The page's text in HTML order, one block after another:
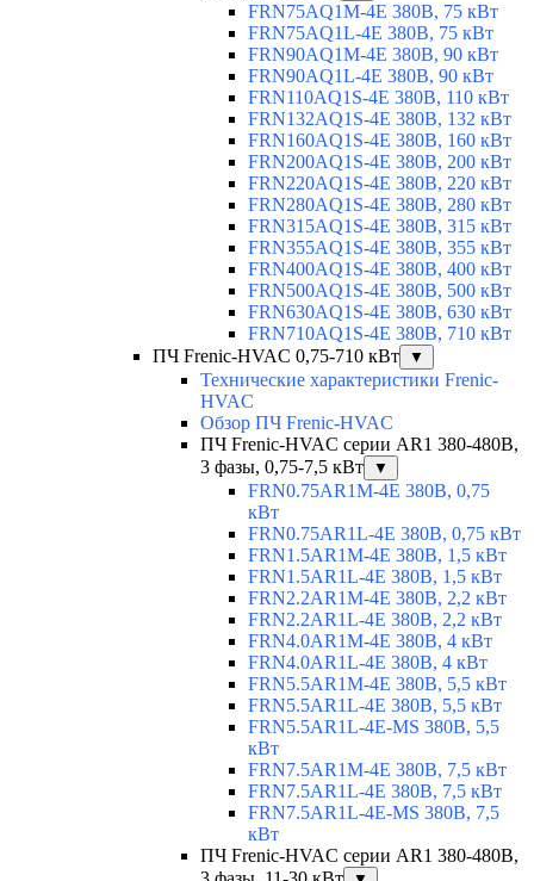
FRN75AQ1M-4E 380В, 75 кВт
FRN75AQ1L-4E 380В, 75 кВт
FRN90AQ1M-4E 380В, 90 кВт
FRN90AQ1L-4E 380В, 90 кВт
FRN110AQ1S-4E 380В, 110 кВт
FRN132AQ1S-4E 380В, 132 кВт
FRN160AQ1S-4E 380В, 160 кВт
FRN200AQ1S-4E 380В, 200 кВт
FRN220AQ1S-4E 380В, 220 кВт
FRN280AQ1S-4E 380В, 280 кВт
FRN315AQ1S-4E 380В, 315 кВт
FRN355AQ1S-4E 380В, 355 кВт
FRN400AQ1S-4E 380В, 400 кВт
FRN500AQ1S-4E 380В, 500 кВт
FRN630AQ1S-4E 380В, 630 кВт
FRN710AQ1S-4E 380В, 710 кВт
ПЧ Frenic-HVAC 0,75-710 кВт
▼
Технические характеристики Frenic-
HVAC
Обзор ПЧ Frenic-HVAC
ПЧ Frenic-HVAC серии AR1 380-480В,
3 фазы, 0,75-7,5 кВт
▼
FRN0.75AR1M-4E 380В, 0,75
кВт
FRN0.75AR1L-4E 380В, 0,75 кВт
FRN1.5AR1M-4E 380В, 1,5 кВт
FRN1.5AR1L-4E 380В, 1,5 кВт
FRN2.2AR1M-4E 380В, 2,2 кВт
FRN2.2AR1L-4E 380В, 2,2 кВт
FRN4.0AR1M-4E 380В, 4 кВт
FRN4.0AR1L-4E 380В, 4 кВт
FRN5.5AR1M-4E 380В, 5,5 кВт
FRN5.5AR1L-4E 380В, 5,5 кВт
FRN5.5AR1L-4E-MS 380В, 5,5
кВт
FRN7.5AR1M-4E 380В, 7,5 кВт
FRN7.5AR1L-4E 380В, 7,5 кВт
FRN7.5AR1L-4E-MS 380В, 7,5
кВт
ПЧ Frenic-HVAC серии AR1 380-480В,